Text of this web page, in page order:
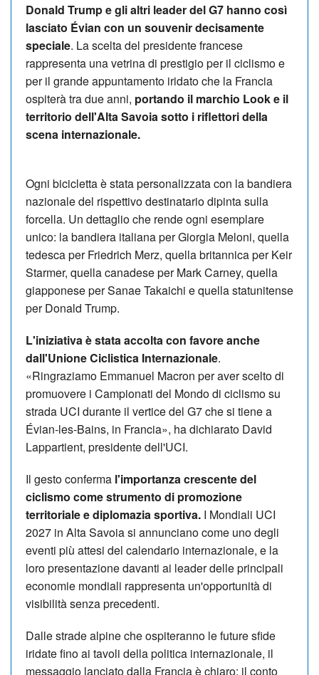
Donald Trump e gli altri leader del G7 hanno così
lasciato Évian con un souvenir decisamente
speciale. La scelta del presidente francese
rappresenta una vetrina di prestigio per il ciclismo e
per il grande appuntamento iridato che la Francia
ospiterà tra due anni, portando il marchio Look e il
territorio dell'Alta Savoia sotto i riflettori della
scena internazionale.
Ogni bicicletta è stata personalizzata con la bandiera
nazionale del rispettivo destinatario dipinta sulla
forcella. Un dettaglio che rende ogni esemplare
unico: la bandiera italiana per Giorgia Meloni, quella
tedesca per Friedrich Merz, quella britannica per Keir
Starmer, quella canadese per Mark Carney, quella
giapponese per Sanae Takaichi e quella statunitense
per Donald Trump.
L'iniziativa è stata accolta con favore anche
dall'Unione Ciclistica Internazionale.
«Ringraziamo Emmanuel Macron per aver scelto di
promuovere i Campionati del Mondo di ciclismo su
strada UCI durante il vertice del G7 che si tiene a
Évian-les-Bains, in Francia», ha dichiarato David
Lappartient, presidente dell'UCI.
Il gesto conferma l'importanza crescente del
ciclismo come strumento di promozione
territoriale e diplomazia sportiva. I Mondiali UCI
2027 in Alta Savoia si annunciano come uno degli
eventi più attesi del calendario internazionale, e la
loro presentazione davanti ai leader delle principali
economie mondiali rappresenta un'opportunità di
visibilità senza precedenti.
Dalle strade alpine che ospiteranno le future sfide
iridate fino ai tavoli della politica internazionale, il
messaggio lanciato dalla Francia è chiaro: il conto